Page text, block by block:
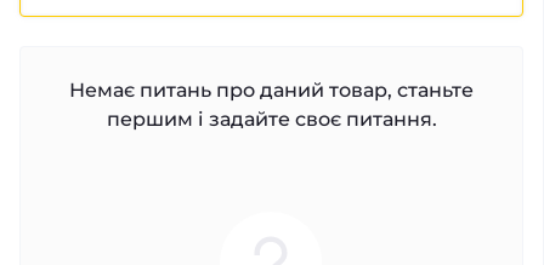
Немає питань про даний товар, станьте
першим і задайте своє питання.